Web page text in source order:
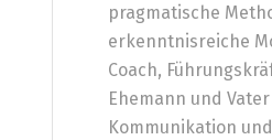
pragmatische
erkenntnisreiche
Coach,
Ehemann und
Kommunikation